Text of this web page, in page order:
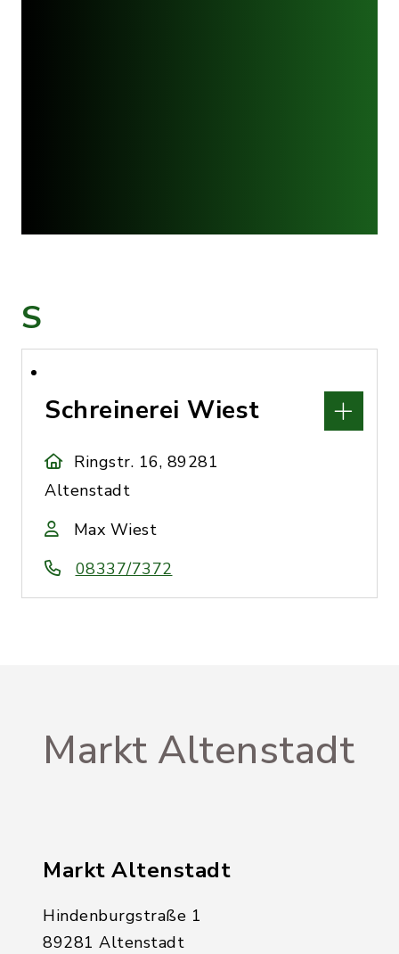
S
Schreinerei Wiest
Ringstr. 16, 89281
Altenstadt
Max Wiest
08337/7372
Markt Altenstadt
Markt Altenstadt
Hindenburgstraße 1
89281 Altenstadt